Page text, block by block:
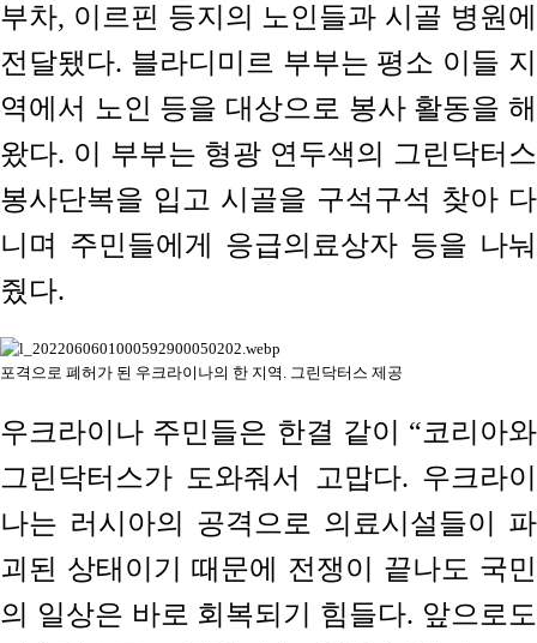
부차, 이르핀 등지의 노인들과 시골 병원에
전달됐다. 블라디미르 부부는 평소 이들 지
역에서 노인 등을 대상으로 봉사 활동을 해
왔다. 이 부부는 형광 연두색의 그린닥터스
봉사단복을 입고 시골을 구석구석 찾아 다
니며 주민들에게 응급의료상자 등을 나눠
줬다.
포격으로 폐허가 된 우크라이나의 한 지역. 그린닥터스 제공
우크라이나 주민들은 한결 같이 “코리아와
그린닥터스가 도와줘서 고맙다. 우크라이
나는 러시아의 공격으로 의료시설들이 파
괴된 상태이기 때문에 전쟁이 끝나도 국민
의 일상은 바로 회복되기 힘들다. 앞으로도